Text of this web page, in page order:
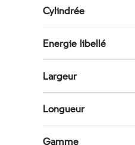
Cylindrée
Energie libellé
Largeur
Longueur
Gamme